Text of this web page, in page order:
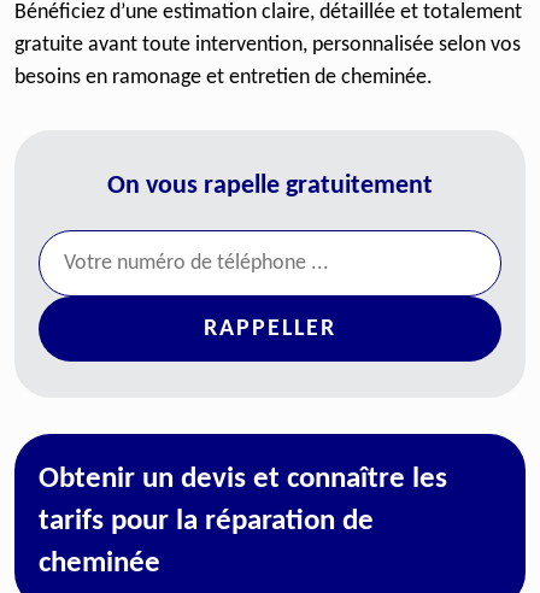
Bénéficiez d’une estimation claire, détaillée et totalement
gratuite avant toute intervention, personnalisée selon vos
besoins en ramonage et entretien de cheminée.
On vous rapelle gratuitement
Obtenir un devis et connaître les
tarifs pour la réparation de
cheminée